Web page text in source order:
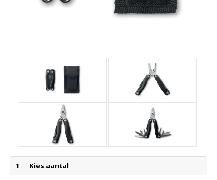
1 Kies aantal